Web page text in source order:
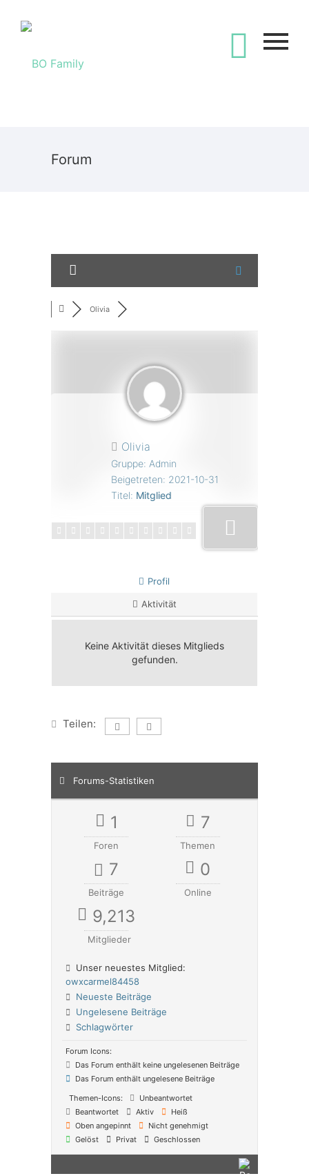
Forum
Olivia
Olivia
Gruppe: Admin
Beigetreten: 2021-10-31
Titel: Mitglied
Profil
Aktivität
Keine Aktivität dieses Mitglieds
gefunden.
Teilen:
Forums-Statistiken
1
Foren
7
Themen
7
Beiträge
0
Online
9,213
Mitglieder
Unser neuestes Mitglied:
owxcarmel84458
Neueste Beiträge
Ungelesene Beiträge
Schlagwörter
Forum Icons:
Das Forum enthält keine ungelesenen Beiträge
Das Forum enthält ungelesene Beiträge
Themen-Icons:
Unbeantwortet
Beantwortet
Aktiv
Heiß
Oben angepinnt
Nicht genehmigt
Gelöst
Privat Geschlossen